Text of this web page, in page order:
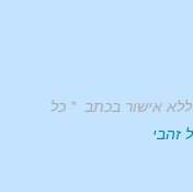
אישור בכתב * כל
זהבי